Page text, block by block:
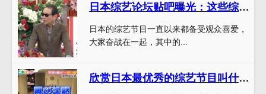
日本综艺论坛贴吧曝光：这些综艺节目最吸睛，不看可惜
日本的综艺节目一直以来都备受观众喜爱，
大家奋战在一起，其中的...
欣赏日本最优秀的综艺节目叫什么，这个节目在哪里可以追到呢？